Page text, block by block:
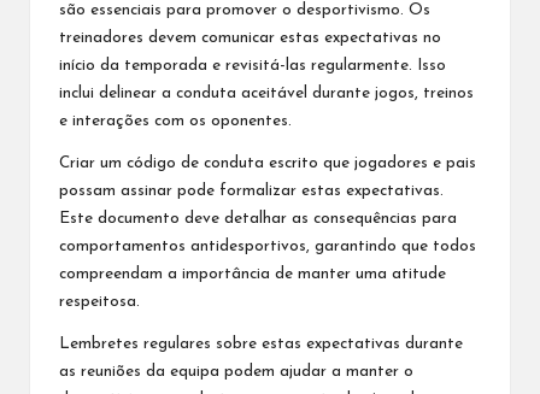
são essenciais para promover o desportivismo. Os
treinadores devem comunicar estas expectativas no
início da temporada e revisitá-las regularmente. Isso
inclui delinear a conduta aceitável durante jogos, treinos
e interações com os oponentes.
Criar um código de conduta escrito que jogadores e pais
possam assinar pode formalizar estas expectativas.
Este documento deve detalhar as consequências para
comportamentos antidesportivos, garantindo que todos
compreendam a importância de manter uma atitude
respeitosa.
Lembretes regulares sobre estas expectativas durante
as reuniões da equipa podem ajudar a manter o